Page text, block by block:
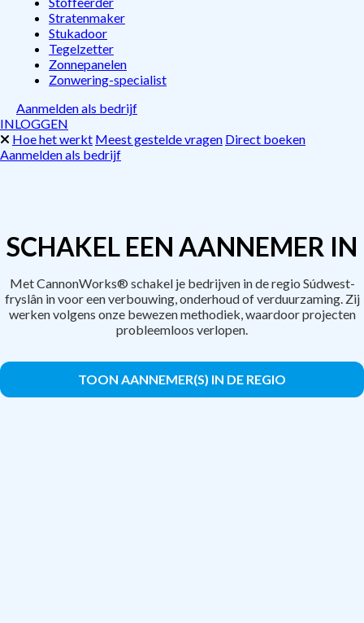
Stratenmaker
Stukadoor
Tegelzetter
Zonnepanelen
Zonwering-specialist
Aanmelden als bedrijf
INLOGGEN
Hoe het werkt Meest gestelde vragen Direct boeken
Aanmelden als bedrijf
SCHAKEL EEN AANNEMER IN
Met CannonWorks® schakel je bedrijven in de regio Súdwest-
fryslân in voor een verbouwing, onderhoud of verduurzaming. Zij
werken volgens onze bewezen methodiek, waardoor projecten
probleemloos verlopen.
TOON AANNEMER(S) IN DE REGIO